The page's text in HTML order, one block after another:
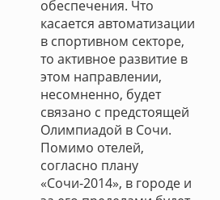
обеспечения. Что
касается автоматизации
в спортивном секторе,
то активное развитие в
этом направлении,
несомненно, будет
связано с предстоящей
Олимпиадой в Сочи.
Помимо отелей,
согласно плану
«Сочи-2014», в городе и